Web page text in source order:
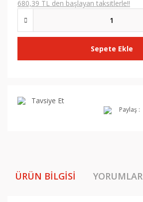
680,39 TL den başlayan taksitlerle!!
Sepete Ekle
Tavsiye Et
Paylaş :
ÜRÜN BILGISI YORUMLAR